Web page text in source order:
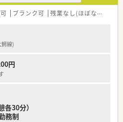
ブランク可 残業なし(ほぼなし含む)
線)
円
各30分）
務制